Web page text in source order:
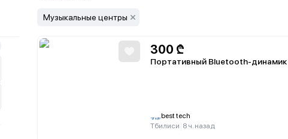
Музыкальные центры
300 ₾
Портативный Bluetooth-динамик
best tech
Тбилиси 8 ч. назад